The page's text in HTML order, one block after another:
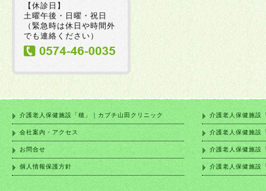
【休診日】
土曜午後・日曜・祝日
（緊急時は休日や時間外
でも連絡ください）
介護老人保健施設「穂」｜カブチ山田クリニック
会社案内・アクセス
お問合せ
個人情報保護方針
介護老人保健施設
介護老人保健施設
介護老人保健施設
介護老人保健施設